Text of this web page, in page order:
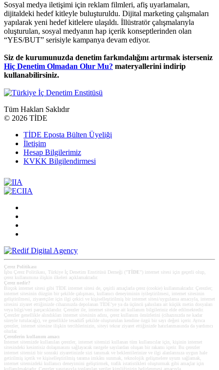
Sosyal medya iletişimi için reklam filmleri, afiş uyarlamaları,
dijitaldeki hedef kitleyle buluşturuldu. Dijital marketing çalışmaları
yapılarak yeni hedef kitlelere ulaşıldı. İllüstratör çalışmalarıyla
oluşturulan, sosyal medyanın hap içerik konseptlerinden olan
“YES/BUT” serisiyle kampanya devam ediyor.
Siz de kurumunuzda denetim farkındalığını artırmak isterseniz
Hiç Denetim Olmadan Olur Mu? materyallerini indirip
kullanabilirsiniz.
Tüm Hakları Saklıdır
© 2026 TİDE
TİDE Eposta Bülten Üyeliği
İletişim
Hesap Bilgilerimiz
KVKK Bilgilendirmesi
Çerez Politikası
İşbu Çerez Politikası, Türkiye İç Denetim Enstitüsü Derneği (" TİDE ") internet sitesi için geçerli olup,
çerez kullanımına ilişkin ilkeleri açıklamaktadır.
Çerez nedir?
Birçok internet sitesi gibi TİDE internet sitesi de, çeşitli amaçlarla çerez (cookie) kullanmaktadır. Çerezler;
internet sitesinin düzgün bir şekilde çalışması, kullanıcı deneyiminin iyileştirilmesi, internet sitesinin
geliştirilmesi, ziyaretçiler için ilgi çekici ve kişiselleştirilmiş bir internet sitesi/uygulama amacıyla, internet
sitesini ziyaret ettiğinizde cihazınızda depolanan TİDE’ye ya da üçüncü şahıslara ait küçük metin dosyaları
veya bilgi/veri parçacıklarıdır. Çerezler ile, internet sitesine ait kullanım bilgileriniz elde edilmektedir.
Çerezler genellikle alındıkları internet sitesinin adını, çerez kullanım ömürlerini (cihazınızda ne kadar
süreyle tutulacağı), ve genellikle tesadüfî şekilde oluşturulan kendine özgü bir sayı değeri içerir. Ayrıca
çerezler, internet sitesine ilişkin tercihlerinizin, siteyi tekrar ziyaret ettiğinizde hatırlanmasında da yardımcı
olurlar.
Çerezlerin kullanım amacı
Internet sitemizde kullanılan çerezler, internet sitemizi kullanan tüm kullanıcılar için, kişinin internet
sitesindeki kesintisiz dolaşmasını sağlayacak rastgele sayılardan oluşan bir rakamı içerir. Bu çerezler
internet sitemizi bir sonraki ziyaretinizde sizi tanımak ve beklentilerinize ve ilgi alanlarınıza uygun hale
getirilmiş içerik ve kişiselleştirilmiş tarama imkânı sunmak, teknolojik gelişmelere uyum sağlamak,
internet sitemizdeki kullanıcı deneyimini geliştirmek, trafik istatistikleri oluşturmak gibi amaçlar için
kullanılmaktadır. Çerezler vasıtasıyla toplanılan veriler kimliğinizin belirlenmesi amacıyla